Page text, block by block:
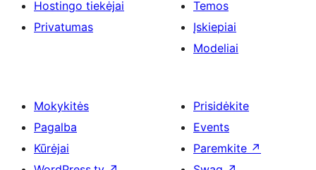
Hostingo tiekėjai
Privatumas
Temos
Įskiepiai
Modeliai
Mokykitės
Pagalba
Kūrėjai
Prisidėkite
Events
Paremkite ↗